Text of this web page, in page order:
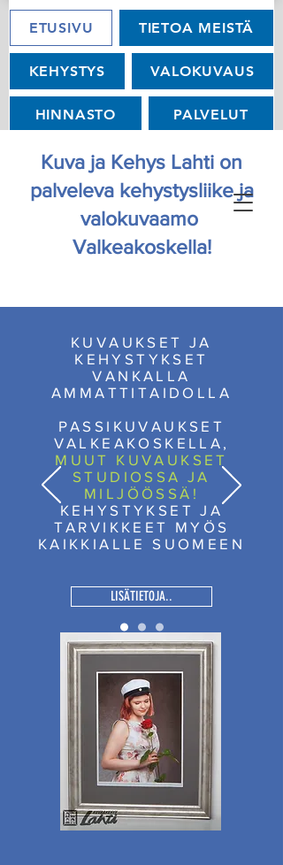
ETUSIVU TIETOA MEISTÄ
KEHYSTYS VALOKUVAUS
HINNASTO PALVELUT
OTA YHTEYTTÄ
Kuva ja Kehys Lahti on
palveleva kehystysliike ja
valokuvaamo
Valkeakoskella!
KUVAUKSET JA
KEHYSTYKSET
VANKALLA
AMMATTITAIDOLLA
PASSIKUVAUKSET
VALKEAKOSKELLA,
MUUT KUVAUKSET
STUDIOSSA JA
MILJÖÖSSÄ!
KEHYSTYKSET JA
TARVIKKEET MYÖS
KAIKKIALLE SUOMEEN
LISÄTIETOJA..